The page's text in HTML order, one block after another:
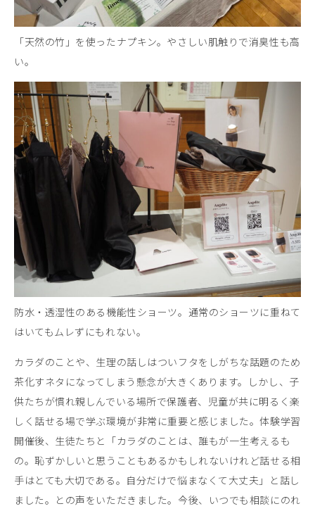
「天然の竹」を使ったナプキン。やさしい肌触りで消臭性も高
い。
防水・透湿性のある機能性ショーツ。通常のショーツに重ねて
はいてもムレずにもれない。
カラダのことや、生理の話しはついフタをしがちな話題のため
茶化すネタになってしまう懸念が大きくあります。しかし、子
供たちが慣れ親しんでいる場所で保護者、児童が共に明るく楽
しく話せる場で学ぶ環境が非常に重要と感じました。体験学習
開催後、生徒たちと「カラダのことは、誰もが一生考えるも
の。恥ずかしいと思うこともあるかもしれないけれど話せる相
手はとても大切である。自分だけで悩まなくて大丈夫」と話し
ました。との声をいただきました。今後、いつでも相談にのれ